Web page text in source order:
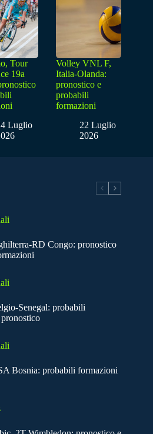
Tour
19a
Luglio
Volley VNL F,
Italia-Olanda:
pronostico e
probabili
formazioni
22 Luglio
2026
RD Congo: pronostico
Senegal: probabili
Bosnia: probabili formazioni